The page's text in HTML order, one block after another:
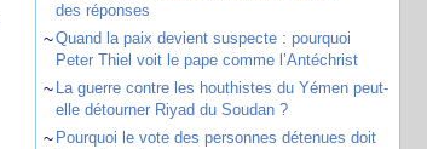
des réponses
~Quand la paix devient suspecte : pourquoi
Peter Thiel voit le pape comme l’Antéchrist
~ La guerre contre les houthistes du Yémen peut-
elle détourner Riyad du Soudan ?
~ Pourquoi le vote des personnes détenues doit